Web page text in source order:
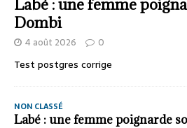
Labé : une femme
Dombi
4 août 2026 0
Test postgres corrige
NON CLASSÉ
Labé : une femme poignarde